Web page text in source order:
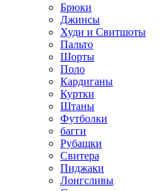
Брюки
Джинсы
Худи и Свитшоты
Пальто
Шорты
Поло
Кардиганы
Куртки
Штаны
Футболки
багги
Рубашки
Свитера
Пиджаки
Лонгсливы